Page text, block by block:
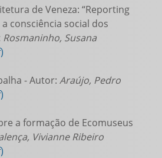
de Veneza: “Reporting
consciência social dos
Rosmaninho, Susana
- Autor: Araújo, Pedro
a formação de Ecomuseus
Vivianne Ribeiro